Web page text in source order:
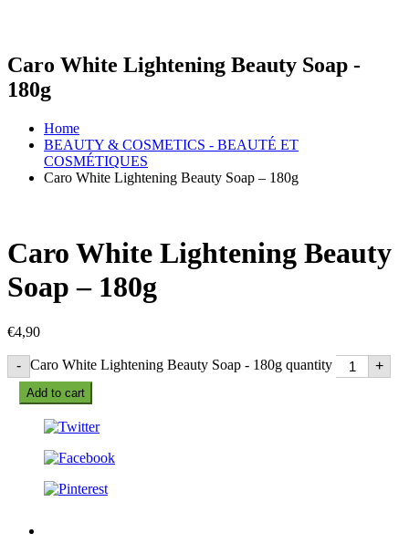
Caro White Lightening Beauty Soap -
180g
Home
BEAUTY & COSMETICS - BEAUTÉ ET
COSMÉTIQUES
Caro White Lightening Beauty Soap – 180g
Caro White Lightening Beauty
Soap – 180g
€4,90
- Caro White Lightening Beauty Soap - 180g quantity +
Add to cart